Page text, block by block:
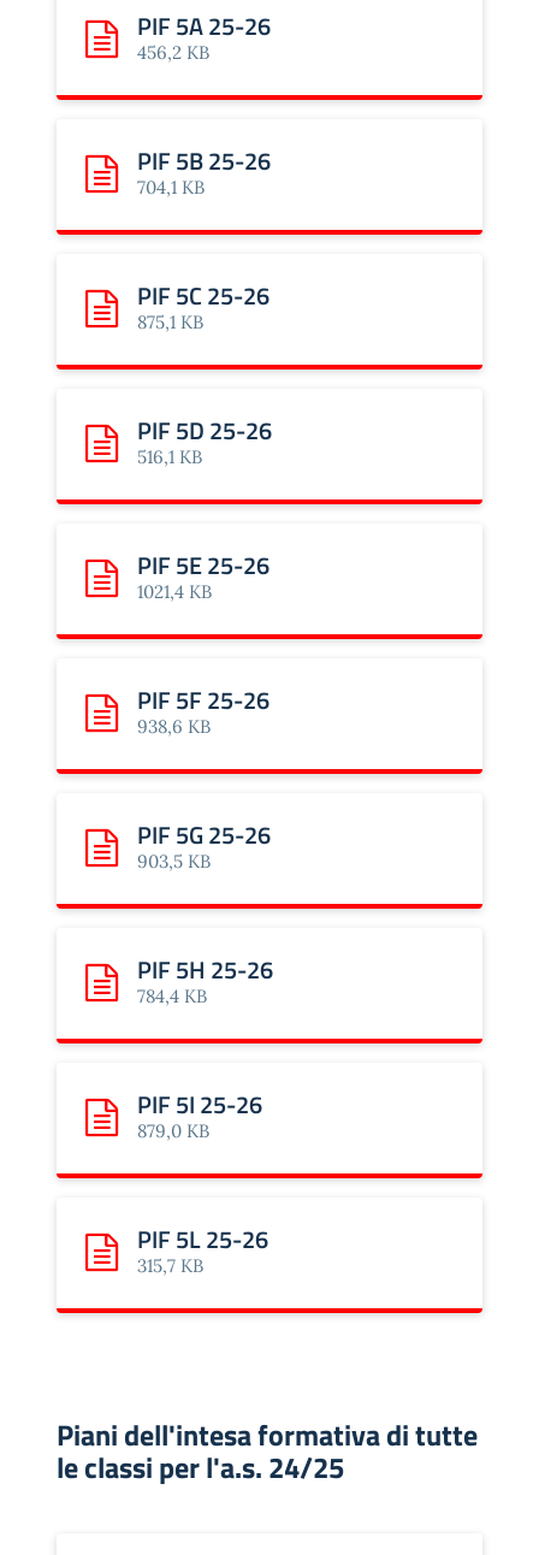
Scarica: PIF 5A 25-26
PIF 5A 25-26
456,2 KB
Scarica: PIF 5B 25-26
PIF 5B 25-26
704,1 KB
Scarica: PIF 5C 25-26
PIF 5C 25-26
875,1 KB
Scarica: PIF 5D 25-26
PIF 5D 25-26
516,1 KB
Scarica: PIF 5E 25-26
PIF 5E 25-26
1021,4 KB
Scarica: PIF 5F 25-26
PIF 5F 25-26
938,6 KB
Scarica: PIF 5G 25-26
PIF 5G 25-26
903,5 KB
Scarica: PIF 5H 25-26
PIF 5H 25-26
784,4 KB
Scarica: PIF 5I 25-26
PIF 5I 25-26
879,0 KB
Scarica: PIF 5L 25-26
PIF 5L 25-26
315,7 KB
Piani dell'intesa formativa di tutte
le classi per l'a.s. 24/25